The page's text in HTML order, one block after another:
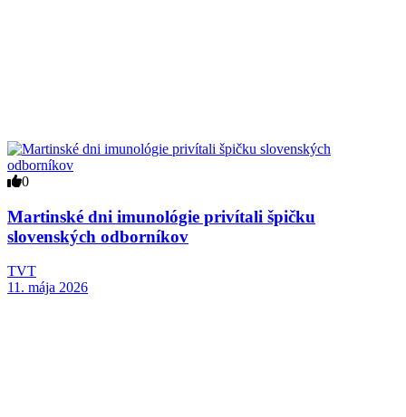
0
Martinské dni imunológie privítali špičku
slovenských odborníkov
TVT
11. mája 2026